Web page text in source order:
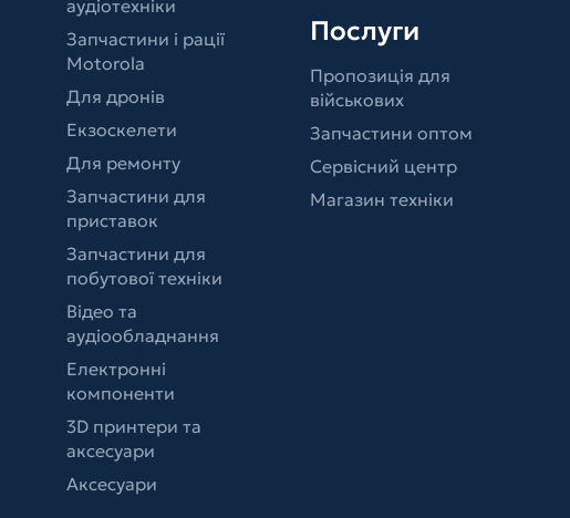
аудіотехніки
Запчастини і рації
Motorola
Для дронів
Екзоскелети
Для ремонту
Запчастини для
приставок
Запчастини для
побутової техніки
Відео та
аудіообладнання
Електронні
компоненти
3D принтери та
аксесуари
Аксесуари
Послуги
Пропозиція для
військових
Запчастини оптом
Сервісний центр
Магазин техніки